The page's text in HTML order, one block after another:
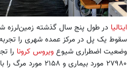
ایتالیا در طول پنج سال گذشته زمین‌لرزه
سقوط یک پل در مرکز عمده شهری را
وضعیت اضطراری شیوع ویروس کرونا را
۲۷۹۸۰ مورد بیماری و ۲۱۵۸ مورد مرگ را باعث شده است.